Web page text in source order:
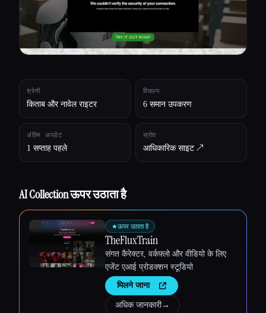
श्रेणी
किताब और नावेल राइटर
विकल्प
6 समान उपकरण
अंतिम अपडेट
1 सप्ताह पहले
स्रोत
आधिकारिक साइट ↗︎
AI Collection ऊपर उठाता है
★ऊपर उठाता है
TheFluxTrain
संगत कैरेक्टर, वर्कफ़्लो और वीडियो के लिए
एजेंट एआई प्रोडक्शन स्टूडियो
मिलने जाना
अधिक जानकारी→